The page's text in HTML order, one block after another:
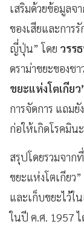
เสริมด้วยข้อมูลจ
ของเสียและการ
ญี่ปุ่น” โดย วรร
ดราม่าขยะของช
ขยะแห่งโตเกียว
การจัดการ แถม
ก่อให้เกิดโรคมิน
สรุปโดยรวมจาก
ขยะแห่งโตเกียว
และเก็บขยะไว้ใ
ในปี ค.ศ. 1957 ไ